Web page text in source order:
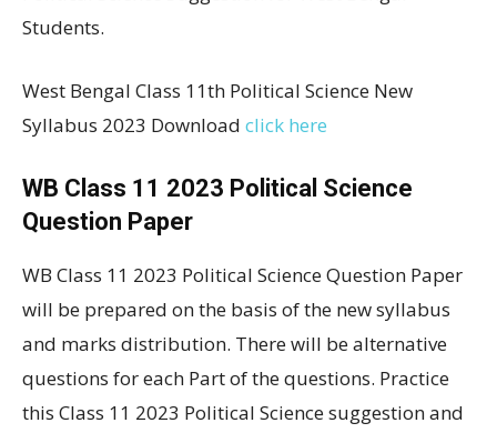
Students.
West Bengal Class 11th Political Science New
Syllabus 2023 Download click here
WB Class 11 2023 Political Science
Question Paper
WB Class 11 2023 Political Science Question Paper
will be prepared on the basis of the new syllabus
and marks distribution. There will be alternative
questions for each Part of the questions. Practice
this Class 11 2023 Political Science suggestion and